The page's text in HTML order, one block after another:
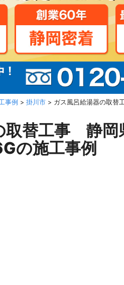
事例 > 掛川市 > ガス風呂給湯器の取
取替工事 静
の施工事例